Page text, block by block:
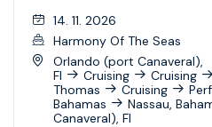
14. 11. 2026
Harmony Of The Seas
Orlando (port Canaveral),
Fl
Cruising Cruising
Thomas
Cruising
Bahamas
Nassau,
Canaveral), Fl